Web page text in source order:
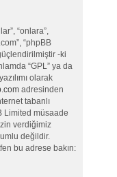
“onlara”,
“phpBB
-ki
“GPL” ya da
olarak
adresinden
tabanlı
Limited müsaade
verdiğimiz
değildir.
bu adrese bakın: